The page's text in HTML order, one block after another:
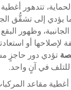
تتدهور
يؤدي إلى تشقُّق
وظهور
لإصلاحها أو
تؤدي دور حاجزٍ
للتلف في آنٍ واحد.
أغطية مقاعد